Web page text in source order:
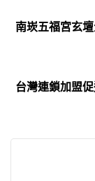
南崁五福宮玄
台灣連鎖加盟